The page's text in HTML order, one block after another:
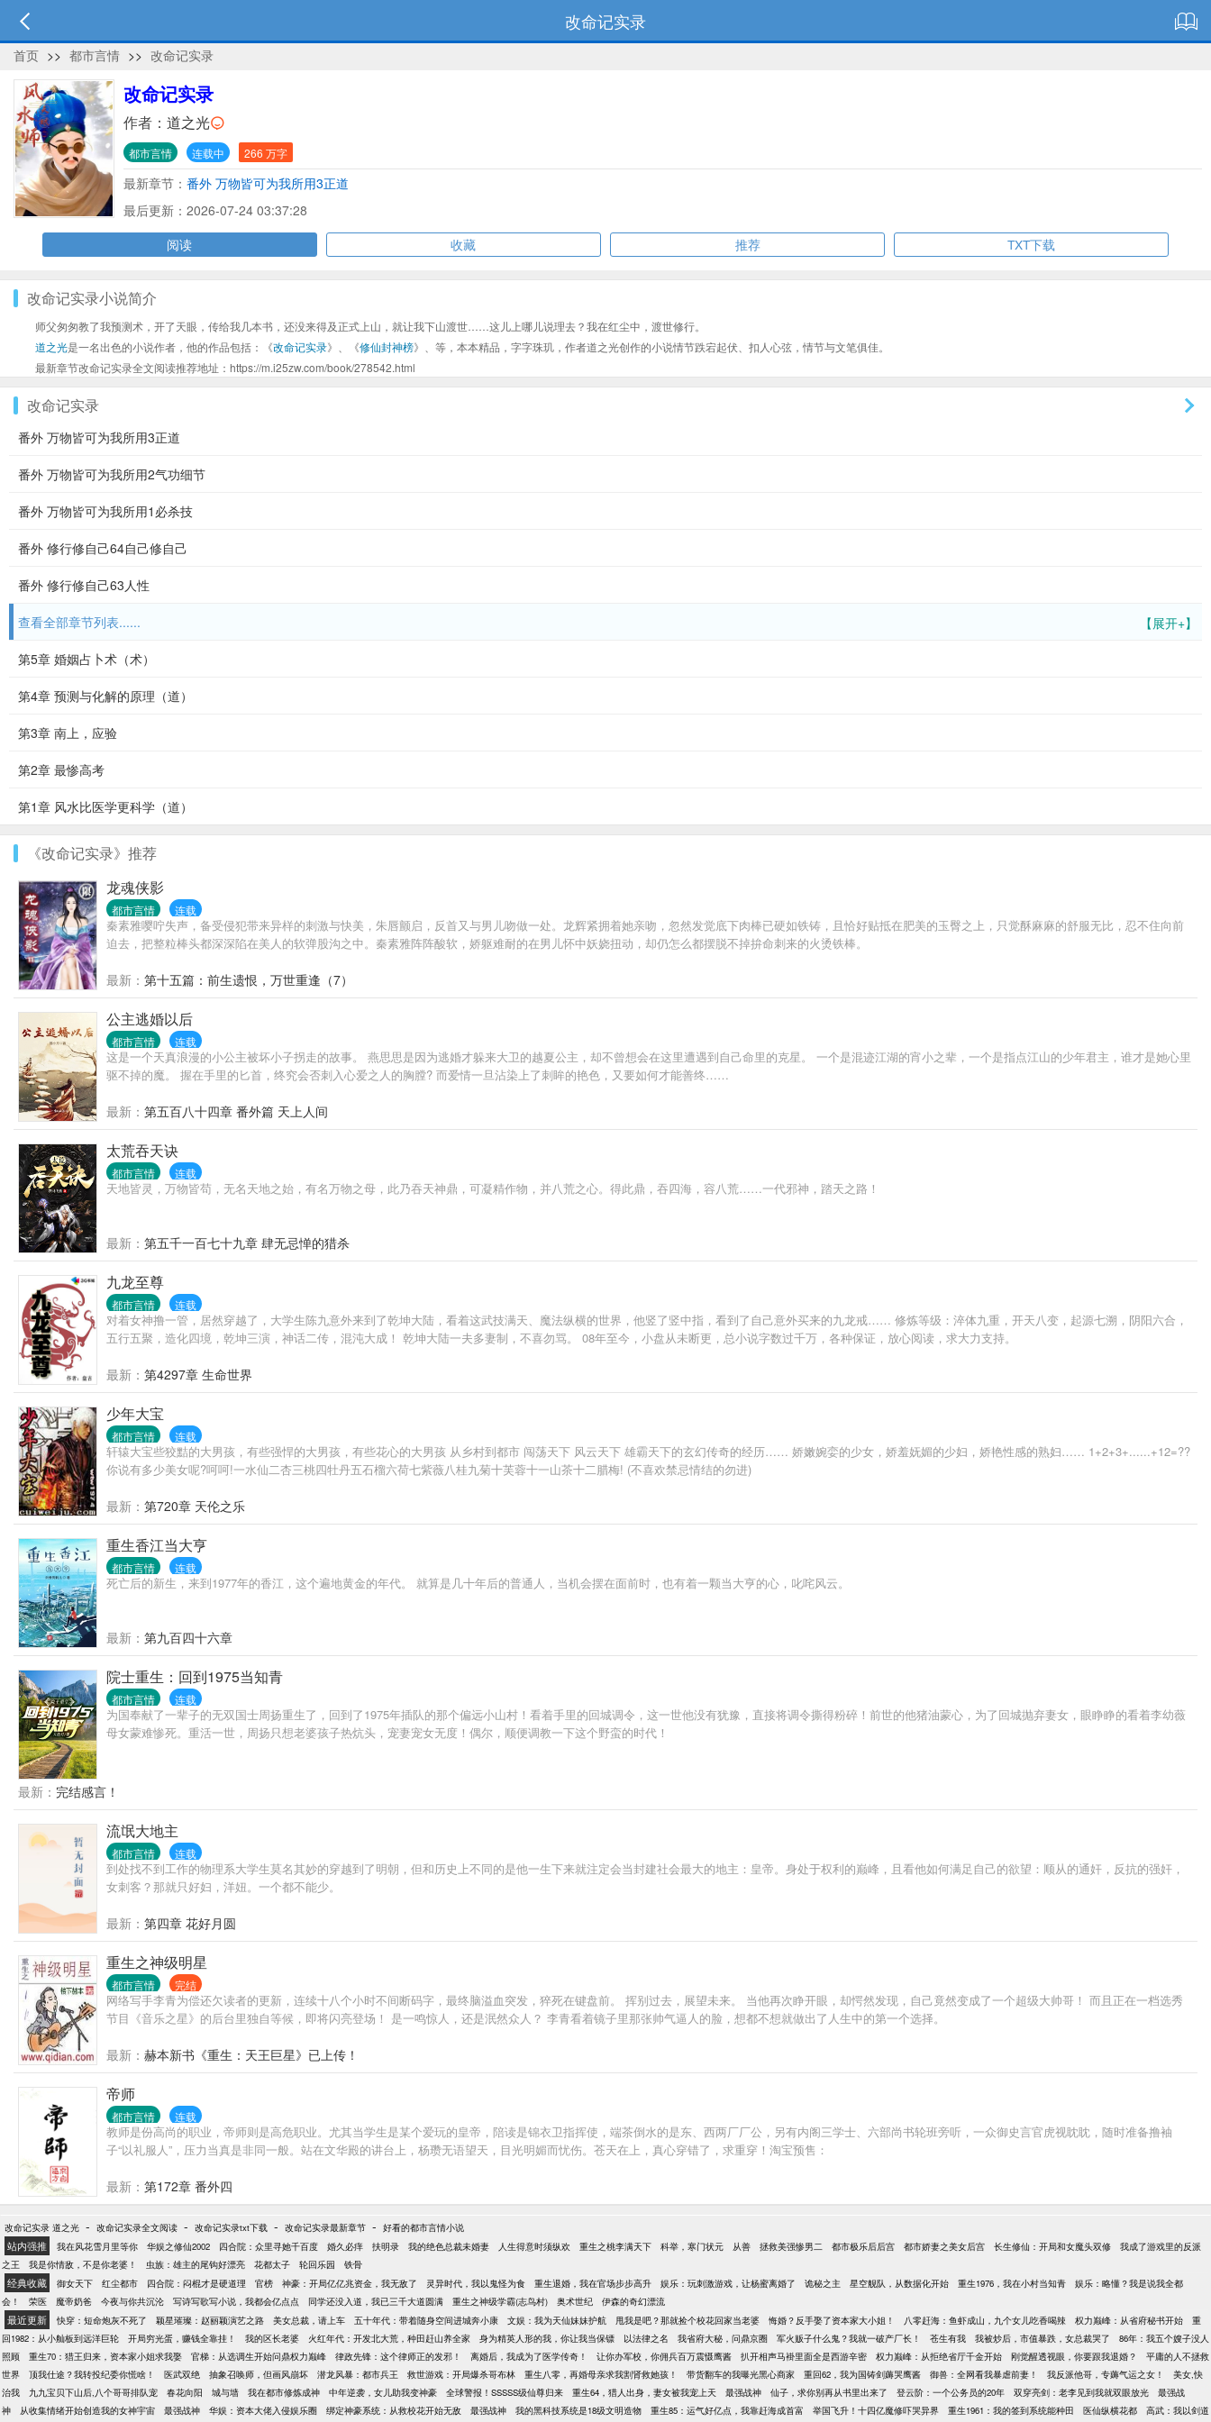
改命记实录
首页 >> 都市言情 >> 改命记实录
改命记实录
作者： 道之光
都市言情 连载中 266 万字
最新章节： 番外 万物皆可为我所用3正道
最后更新：2026-07-24 03:37:28
阅读
收藏 推荐 TXT下载
改命记实录小说简介
师父匆匆教了我预测术，开了天眼，传给我几本书，还没来得及正式上山，就让我下山渡世……这儿上哪儿说理去？我在红尘中，渡世修行。
道之光是一名出色的小说作者，他的作品包括：《改命记实录》、《修仙封神榜》、等，本本精品，字字珠玑，作者道之光创作的小说情节跌宕起伏、扣人心弦，情节与文笔俱佳。
最新章节改命记实录全文阅读推荐地址：https://m.i25zw.com/book/278542.html
改命记实录
番外 万物皆可为我所用3正道
番外 万物皆可为我所用2气功细节
番外 万物皆可为我所用1必杀技
番外 修行修自己64自己修自己
番外 修行修自己63人性
【展开+】
查看全部章节列表......
第5章 婚姻占卜术（术）
第4章 预测与化解的原理（道）
第3章 南上，应验
第2章 最惨高考
第1章 风水比医学更科学（道）
《改命记实录》推荐
龙魂侠影
都市言情 连载
秦素雅嘤咛失声，备受侵犯带来异样的刺激与快美，朱唇颤启，反首又与男儿吻做一处。龙辉紧拥着她亲吻，忽然发觉底下肉棒已硬如铁铸，且恰好贴抵在肥美的玉臀之上，只觉酥麻麻的舒服无比，忍不住向前
迫去，把整粒棒头都深深陷在美人的软弹股沟之中。秦素雅阵阵酸软，娇躯难耐的在男儿怀中妖娆扭动，却仍怎么都摆脱不掉拚命刺来的火烫铁棒。
最新： 第十五篇：前生遗恨，万世重逢（7）
公主逃婚以后
都市言情 连载
这是一个天真浪漫的小公主被坏小子拐走的故事。 燕思思是因为逃婚才躲来大卫的越夏公主，却不曾想会在这里遭遇到自己命里的克星。 一个是混迹江湖的宵小之辈，一个是指点江山的少年君主，谁才是她心里
驱不掉的魔。 握在手里的匕首，终究会否刺入心爱之人的胸膛? 而爱情一旦沾染上了刺眸的艳色，又要如何才能善终……
最新： 第五百八十四章 番外篇 天上人间
太荒吞天诀
都市言情 连载
天地皆灵，万物皆苟，无名天地之始，有名万物之母，此乃吞天神鼎，可凝精作物，并八荒之心。得此鼎，吞四海，容八荒……一代邪神，踏天之路！
最新： 第五千一百七十九章 肆无忌惮的猎杀
九龙至尊
都市言情 连载
对着女神撸一管，居然穿越了，大学生陈九意外来到了乾坤大陆，看着这武技满天、魔法纵横的世界，他竖了竖中指，看到了自己意外买来的九龙戒…… 修炼等级：淬体九重，开天八变，起源七溯，阴阳六合，
五行五聚，造化四境，乾坤三演，神话二传，混沌大成！ 乾坤大陆一夫多妻制，不喜勿骂。 08年至今，小盘从未断更，总小说字数过千万，各种保证，放心阅读，求大力支持。
最新： 第4297章 生命世界
少年大宝
都市言情 连载
轩辕大宝些狡黠的大男孩，有些强悍的大男孩，有些花心的大男孩 从乡村到都市 闯荡天下 风云天下 雄霸天下的玄幻传奇的经历…… 娇嫩婉娈的少女，娇羞妩媚的少妇，娇艳性感的熟妇…… 1+2+3+......+12=??
你说有多少美女呢?呵呵!一水仙二杏三桃四牡丹五石榴六荷七紫薇八桂九菊十芙蓉十一山茶十二腊梅! (不喜欢禁忌情结的勿进)
最新： 第720章 天伦之乐
重生香江当大亨
都市言情 连载
死亡后的新生，来到1977年的香江，这个遍地黄金的年代。 就算是几十年后的普通人，当机会摆在面前时，也有着一颗当大亨的心，叱咤风云。
最新： 第九百四十六章
院士重生：回到1975当知青
都市言情 连载
为国奉献了一辈子的无双国士周扬重生了，回到了1975年插队的那个偏远小山村！看着手里的回城调令，这一世他没有犹豫，直接将调令撕得粉碎！前世的他猪油蒙心，为了回城抛弃妻女，眼睁睁的看着李幼薇
母女蒙难惨死。重活一世，周扬只想老婆孩子热炕头，宠妻宠女无度！偶尔，顺便调教一下这个野蛮的时代！
最新： 完结感言！
流氓大地主
都市言情 连载
到处找不到工作的物理系大学生莫名其妙的穿越到了明朝，但和历史上不同的是他一生下来就注定会当封建社会最大的地主：皇帝。身处于权利的巅峰，且看他如何满足自己的欲望：顺从的通奸，反抗的强奸，
女刺客？那就只好妇，洋妞。一个都不能少。
最新： 第四章 花好月圆
重生之神级明星
都市言情 完结
网络写手李青为偿还欠读者的更新，连续十八个小时不间断码字，最终脑溢血突发，猝死在键盘前。 挥别过去，展望未来。 当他再次睁开眼，却愕然发现，自己竟然变成了一个超级大帅哥！ 而且正在一档选秀
节目《音乐之星》的后台里独自等候，即将闪亮登场！ 是一鸣惊人，还是泯然众人？ 李青看着镜子里那张帅气逼人的脸，想都不想就做出了人生中的第一个选择。
最新： 赫本新书《重生：天王巨星》已上传！
帝师
都市言情 连载
教师是份高尚的职业，帝师则是高危职业。尤其当学生是某个爱玩的皇帝，陪读是锦衣卫指挥使，端茶倒水的是东、西两厂厂公，另有内阁三学士、六部尚书轮班旁听，一众御史言官虎视眈眈，随时准备撸袖
子“以礼服人”，压力当真是非同一般。站在文华殿的讲台上，杨瓒无语望天，目光明媚而忧伤。苍天在上，真心穿错了，求重穿！淘宝预售：
最新： 第172章 番外四
改命记实录 道之光 - 改命记实录全文阅读 - 改命记实录txt下载 - 改命记实录最新章节 - 好看的都市言情小说
站内强推 我在风花雪月里等你 华娱之修仙2002 四合院：众里寻她千百度 婚久必痒 扶明录 我的绝色总裁未婚妻 人生得意时须纵欢 重生之桃李满天下 科举，寒门状元 从善 拯救美强惨男二 都市极乐后后宫 都市娇妻之美女后宫 长生修仙：开局和女魔头双修
我成了游戏里的反派
之王
我是你情敌，不是你老婆！ 虫族：雄主的尾钩好漂亮 花都太子 轮回乐园 铁骨
经典收藏 御女天下 红尘都市 四合院：闷棍才是硬道理 官榜 神豪：开局亿亿兆资金，我无敌了 灵异时代，我以鬼怪为食 重生退婚，我在官场步步高升 娱乐：玩刺激游戏，让杨蜜离婚了 诡秘之主 星空舰队，从数据化开始 重生1976，我在小村当知青
娱乐：略懂？我是说我全都
会！
荣医 魔帝奶爸 今夜与你共沉沦 写诗写歌写小说，我都会亿点点 同学还没入道，我已三千大道圆满 重生之神级学霸(志鸟村) 奥术世纪 伊森的奇幻漂流
最近更新 快穿：短命炮灰不死了 颖星璀璨：赵丽颖演艺之路 美女总裁，请上车 五十年代：带着随身空间进城奔小康 文娱：我为天仙妹妹护航 甩我是吧？那就捡个校花回家当老婆 悔婚？反手娶了资本家大小姐！ 八零赶海：鱼虾成山，九个女儿吃香喝辣 权力巅峰：从省府秘书开始
重
回1982：从小舢板到远洋巨轮
开局穷光蛋，赚钱全靠挂！ 我的区长老婆 火红年代：开发北大荒，种田赶山养全家 身为精英人形的我，你让我当保镖 以法律之名 我省府大秘，问鼎京圈 军火贩子什么鬼？我就一破产厂长！ 苍生有我 我被炒后，市值暴跌，女总裁哭了
86年：我五个嫂子没人
照顾
重生70：猎王归来，资本家小姐求我娶 官梯：从选调生开始问鼎权力巅峰 律政先锋：这个律师正的发邪！ 离婚后，我成为了医学传奇！ 让你办军校，你佣兵百万震慑鹰酱 扒开相声马褂里面全是西游辛密 权力巅峰：从拒绝省厅千金开始 刚觉醒透视眼，你要跟我退婚？
平庸的人不拯救
世界
顶我仕途？我转投纪委你慌啥！ 医武双绝 抽象召唤师，但画风崩坏 潜龙风暴：都市兵王 救世游戏：开局爆杀哥布林 重生八零，再婚母亲求我割肾救她孩！ 带货翻车的我曝光黑心商家 重回62，我为国铸剑薅哭鹰酱 御兽：全网看我暴虐前妻！ 我反派他哥，专薅气运之女！
美女,快
治我
九九宝贝下山后,八个哥哥排队宠 春花向阳 城与墙 我在都市修炼成神 中年逆袭，女儿助我变神豪 全球警报！SSSSS级仙尊归来 重生64，猎人出身，妻女被我宠上天 最强战神 仙子，求你别再从书里出来了 登云阶：一个公务员的20年 双穿亮剑：老李见到我就双眼放光
最强战
神
从收集情绪开始创造我的女神宇宙 最强战神 华娱：资本大佬入侵娱乐圈 绑定神豪系统：从救校花开始无敌 最强战神 我的黑科技系统是18级文明造物 重生85：运气好亿点，我靠赶海成首富 举国飞升！十四亿魔修吓哭异界 重生1961：我的签到系统能种田 医仙纵横花都 高武：我以剑道